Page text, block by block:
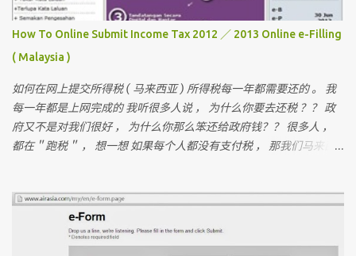
How To Online Submit Income Tax 2012 ／ 2013 Online e-Filling
( Malaysia )
如何在网上提交所得税 ( 马来西亚 ) 所得税每一年都需要还的 。 我
每一年都是上网完成的 我听很多人说 ， 为什么你要去还税 ？？ 政
府又不是对我们很好 ， 为什么你那么笨还给政府钱？？ 很多人 ，
都在＂跑税＂ ， 想一想 如果每个人都没有支付税 ， 那我们马来西